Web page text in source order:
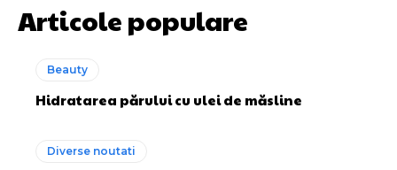
Articole populare
Beauty
Hidratarea părului cu ulei de măsline
Diverse noutati